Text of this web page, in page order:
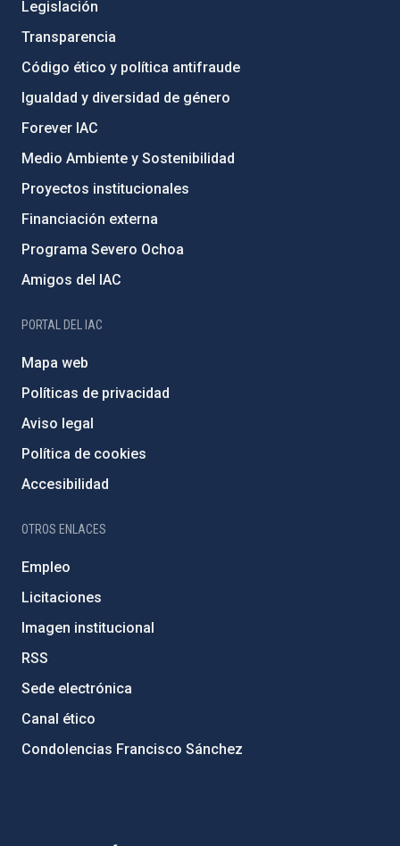
Legislación
Transparencia
Código ético y política antifraude
Igualdad y diversidad de género
Forever IAC
Medio Ambiente y Sostenibilidad
Proyectos institucionales
Financiación externa
Programa Severo Ochoa
Amigos del IAC
PORTAL DEL IAC
Mapa web
Políticas de privacidad
Aviso legal
Política de cookies
Accesibilidad
OTROS ENLACES
Empleo
Licitaciones
Imagen institucional
RSS
Sede electrónica
Canal ético
Condolencias Francisco Sánchez